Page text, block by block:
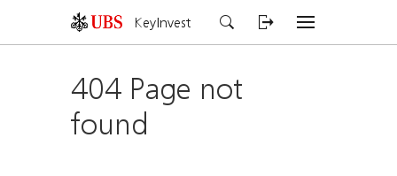
KeyInvest
404 Page not
found